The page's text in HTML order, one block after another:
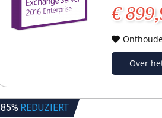
€
Over
85% REDUZIERT